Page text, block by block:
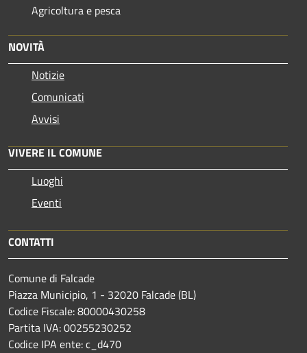
Agricoltura e pesca
NOVITÀ
Notizie
Comunicati
Avvisi
VIVERE IL COMUNE
Luoghi
Eventi
CONTATTI
Comune di Falcade
Piazza Municipio, 1 - 32020 Falcade (BL)
Codice Fiscale: 80000430258
Partita IVA: 00255230252
Codice IPA ente: c_d470